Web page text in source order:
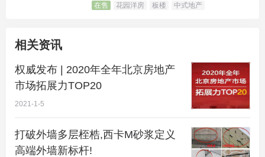
在售 花园洋房 板楼 中式地产
相关资讯
权威发布 | 2020年全年北京房地产
市场拓展力TOP20
2021-1-5
打破外墙多层桎梏,西卡M砂浆定义
高端外墙新标杆!